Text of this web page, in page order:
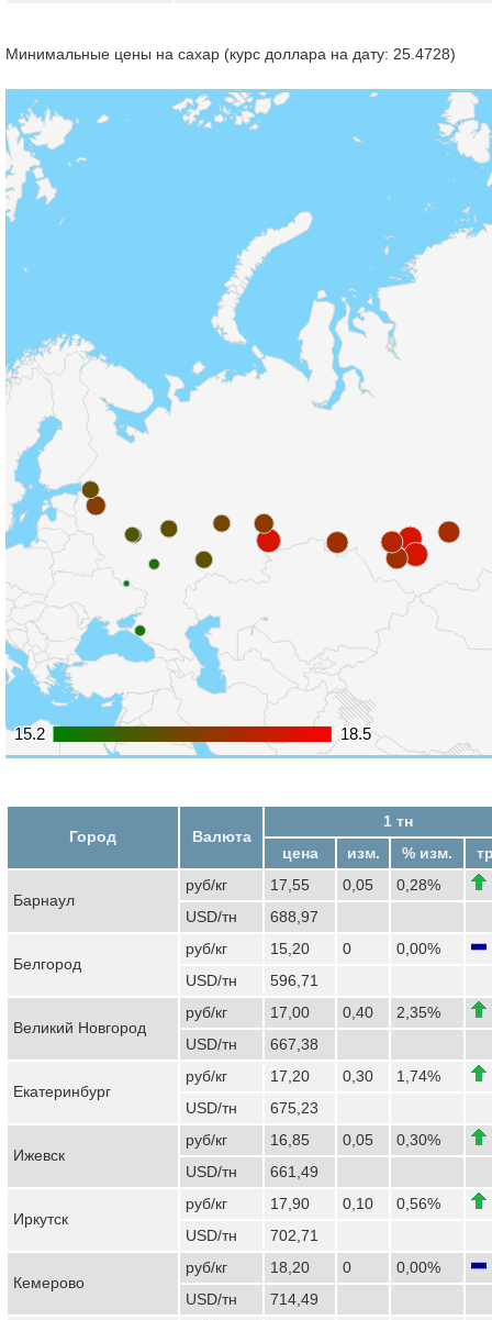
Минимальные цены на сахар (курс доллара на дату: 25.4728)
15.2
15.2 18.5
18.5
Город Валюта
1 тн
цена
изм. % изм.
Барнаул
руб/кг 17,55 0,05
0,28%
USD/тн
688,97
Белгород
руб/кг 15,20 0
0,00%
USD/тн
596,71
Великий Новгород
руб/кг 17,00 0,40
2,35%
USD/тн
667,38
Екатеринбург
руб/кг 17,20 0,30
1,74%
USD/тн
675,23
Ижевск
руб/кг 16,85 0,05
0,30%
USD/тн
661,49
Иркутск
руб/кг 17,90 0,10
0,56%
USD/тн
702,71
Кемерово
руб/кг 18,20 0
0,00%
USD/тн
714,49